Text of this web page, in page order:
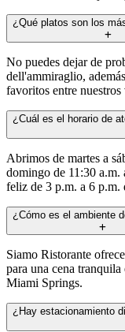
¿Qué platos son los
No puedes dejar de
dell'ammiraglio,
favoritos entre nuestros
¿Cuál es el horario de
Abrimos de martes a
domingo de 11:30 a.m.
feliz de 3 p.m. a 6 p.m.
¿Cómo es el ambiente
Siamo Ristorante
para una cena
Miami Springs.
¿Hay estacionamiento